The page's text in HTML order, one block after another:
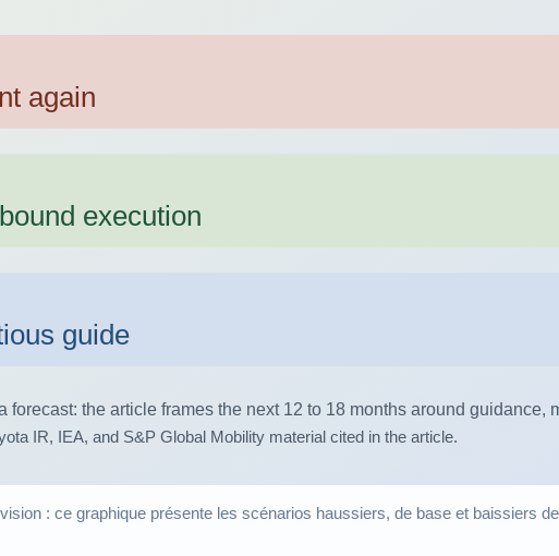
: ce graphique présente les scénarios haussiers, de base et baissiers de